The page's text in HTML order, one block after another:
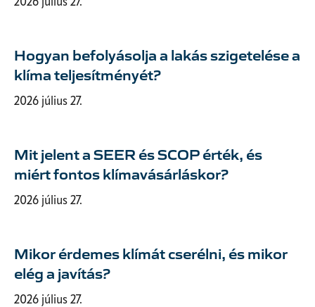
Hogyan befolyásolja a lakás szigetelése a
klíma teljesítményét?
2026 július 27.
Mit jelent a SEER és SCOP érték, és
miért fontos klímavásárláskor?
2026 július 27.
Mikor érdemes klímát cserélni, és mikor
elég a javítás?
2026 július 27.